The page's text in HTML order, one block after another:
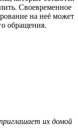
Своевременное
на неё может
обращения.
их домой